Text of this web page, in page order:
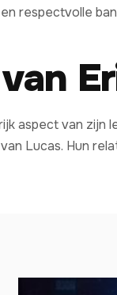
respectvolle
aspect van
Lucas. Hun